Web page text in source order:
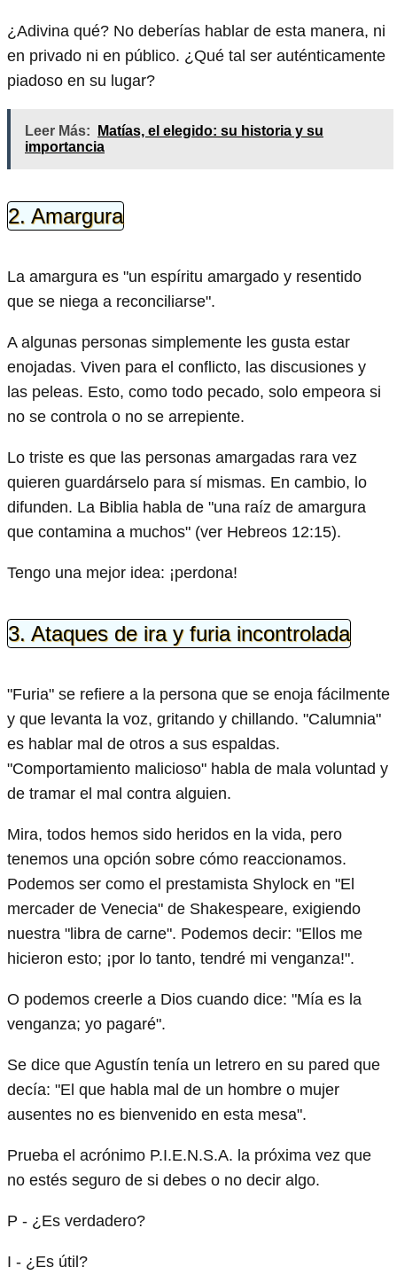
¿Adivina qué? No deberías hablar de esta manera, ni
en privado ni en público. ¿Qué tal ser auténticamente
piadoso en su lugar?
Leer Más:
Matías, el elegido: su historia y su
importancia
2. Amargura
La amargura es "un espíritu amargado y resentido
que se niega a reconciliarse".
A algunas personas simplemente les gusta estar
enojadas. Viven para el conflicto, las discusiones y
las peleas. Esto, como todo pecado, solo empeora si
no se controla o no se arrepiente.
Lo triste es que las personas amargadas rara vez
quieren guardárselo para sí mismas. En cambio, lo
difunden. La Biblia habla de "una raíz de amargura
que contamina a muchos" (ver Hebreos 12:15).
Tengo una mejor idea: ¡perdona!
3. Ataques de ira y furia incontrolada
"Furia" se refiere a la persona que se enoja fácilmente
y que levanta la voz, gritando y chillando. "Calumnia"
es hablar mal de otros a sus espaldas.
"Comportamiento malicioso" habla de mala voluntad y
de tramar el mal contra alguien.
Mira, todos hemos sido heridos en la vida, pero
tenemos una opción sobre cómo reaccionamos.
Podemos ser como el prestamista Shylock en "El
mercader de Venecia" de Shakespeare, exigiendo
nuestra "libra de carne". Podemos decir: "Ellos me
hicieron esto; ¡por lo tanto, tendré mi venganza!".
O podemos creerle a Dios cuando dice: "Mía es la
venganza; yo pagaré".
Se dice que Agustín tenía un letrero en su pared que
decía: "El que habla mal de un hombre o mujer
ausentes no es bienvenido en esta mesa".
Prueba el acrónimo P.I.E.N.S.A. la próxima vez que
no estés seguro de si debes o no decir algo.
P - ¿Es verdadero?
I - ¿Es útil?